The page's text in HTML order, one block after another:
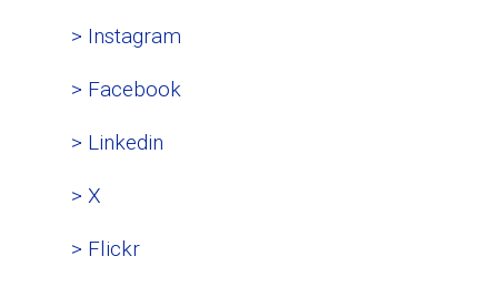
> Instagram
> Facebook
> Linkedin
> X
> Flickr